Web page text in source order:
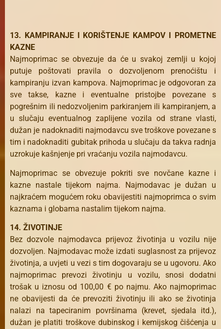
13. KAMPIRANJE I KORIŠTENJE KAMPOV I PROMETNE
KAZNE
Najmoprimac se obvezuje da će u svakoj zemlji u kojoj
putuje poštovati pravila o dozvoljenom prenoćištu i
kampiranju izvan kampova. Najmoprimac je odgovoran za
sve takse, kazne i eventualne pristojbe povezane s
pogrešnim ili nedozvoljenim parkiranjem ili kampiranjem, a
u slučaju eventualnog zaplijene vozila od strane vlasti,
dužan je nadoknaditi najmodavcu sve troškove povezane s
tim i nadoknaditi gubitak prihoda u slučaju da takva radnja
uzrokuje kašnjenje pri vraćanju vozila najmodavcu.
Najmoprimac se obvezuje pokriti sve novčane kazne i
kazne nastale tijekom najma. Najmodavac je dužan u
najkraćem mogućem roku obavijestiti najmoprimca o svim
kaznama i globama nastalim tijekom najma.
14. ŽIVOTINJE
Bez dozvole najmodavca prijevoz životinja u vozilu nije
dozvoljen. Najmodavac može izdati suglasnost za prijevoz
životinja, a uvjeti u vezi s tim dogovaraju se u ugovoru. Ako
najmoprimac prevozi životinju u vozilu, snosi dodatni
trošak u iznosu od 100,00 € po najmu. Ako najmoprimac
ne obavijesti da će prevoziti životinju ili ako se životinja
nalazi na tapeciranim površinama (krevet, sjedala itd.),
dužan je platiti troškove dubinskog i kemijskog čišćenja u